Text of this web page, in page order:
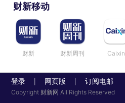
财新移动
财新 财新周刊 Caixin
登录 网页版 订阅电邮
Copyright 财新网 All Rights Reserved